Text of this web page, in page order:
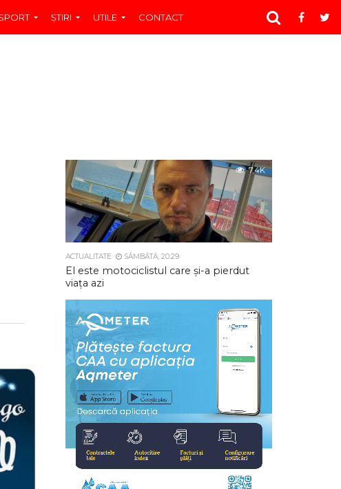
ŞTIRI UTILE CONTACT
7.4K
ACTUALITATE SÂMBĂTĂ, 20:29
El este motociclistul care și-a pierdut
viața azi